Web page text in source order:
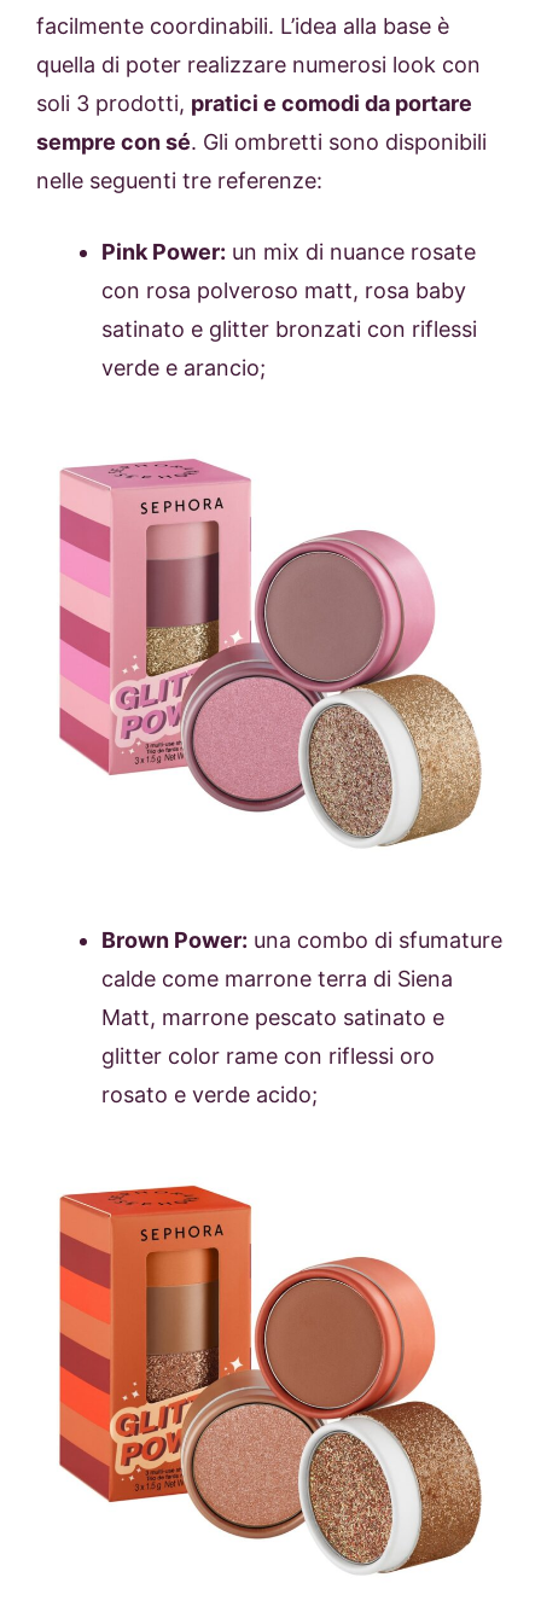
facilmente coordinabili. L’idea alla base è
quella di poter realizzare numerosi look con
soli 3 prodotti, pratici e comodi da portare
sempre con sé. Gli ombretti sono disponibili
nelle seguenti tre referenze:
Pink Power: un mix di nuance rosate
con rosa polveroso matt, rosa baby
satinato e glitter bronzati con riflessi
verde e arancio;
Brown Power: una combo di sfumature
calde come marrone terra di Siena
Matt, marrone pescato satinato e
glitter color rame con riflessi oro
rosato e verde acido;